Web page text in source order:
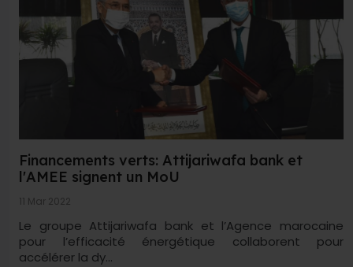
Financements verts: Attijariwafa bank et
l'AMEE signent un MoU
11 Mar 2022
Le groupe Attijariwafa bank et l’Agence marocaine
pour l’efficacité énergétique collaborent pour
accélérer la dy...